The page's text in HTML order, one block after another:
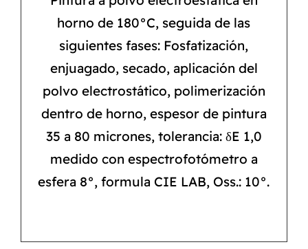
horno de 180°C, seguida de las
siguientes fases: Fosfatización,
enjuagado, secado, aplicación del
polvo electrostático, polimerización
dentro de horno, espesor de pintura
35 a 80 micrones, tolerancia: δE 1,0
medido con espectrofotómetro a
esfera 8°, formula CIE LAB, Oss.: 10°.